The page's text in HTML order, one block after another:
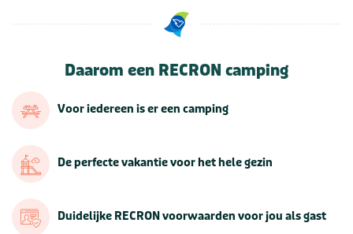
Daarom een RECRON camping
Voor iedereen is er een camping
De perfecte vakantie voor het hele gezin
Duidelijke RECRON voorwaarden voor jou als gast